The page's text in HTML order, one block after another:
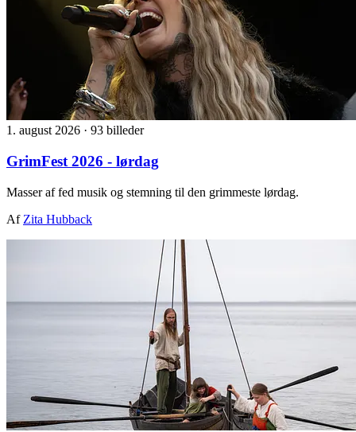
1. august 2026 · 93 billeder
GrimFest 2026 - lørdag
Masser af fed musik og stemning til den grimmeste lørdag.
Af Zita Hubback